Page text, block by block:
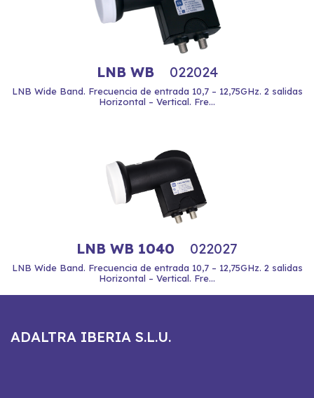
LNB WB 022024
LNB Wide Band. Frecuencia de entrada 10,7 – 12,75GHz. 2 salidas
Horizontal – Vertical. Fre...
LNB WB 1040 022027
LNB Wide Band. Frecuencia de entrada 10,7 – 12,75GHz. 2 salidas
Horizontal – Vertical. Fre...
ADALTRA IBERIA S.L.U.